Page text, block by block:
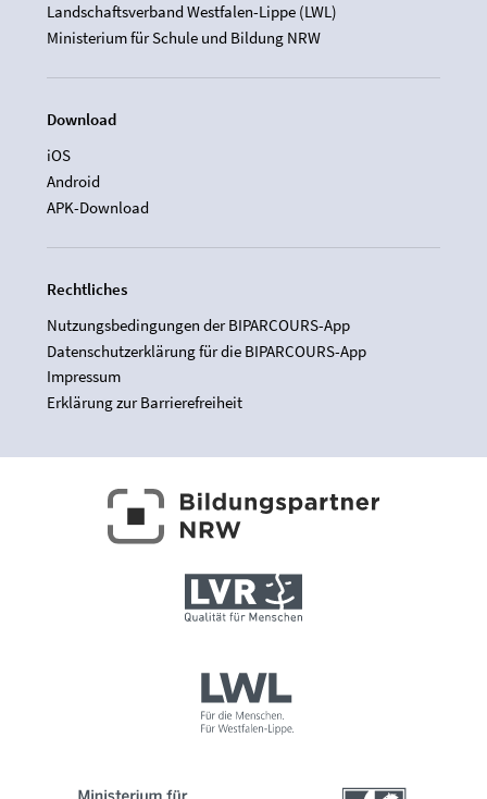
Landschaftsverband Westfalen-Lippe (LWL)
Ministerium für Schule und Bildung NRW
Download
iOS
Android
APK-Download
Rechtliches
Nutzungsbedingungen der BIPARCOURS-App
Datenschutzerklärung für die BIPARCOURS-App
Impressum
Erklärung zur Barrierefreiheit